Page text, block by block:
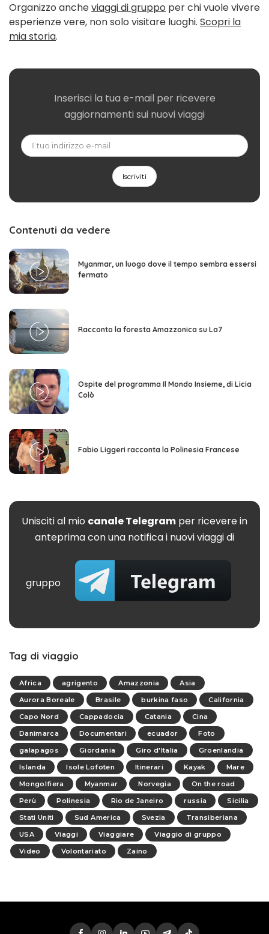
Organizzo ancheviaggi di gruppo per chi vuole vivere
esperienze vere, non solo visitare luoghi. Scopri la
mia storia.
Inserisci la tua e-mail per ricevere
aggiornamenti sui nuovi viaggi
Contenuti da vedere
Myanmar, un luogo dove il tempo sembra essersi
fermato
Racconto la foresta Amazzonica su La7
Ospite del programma Il Mondo Insieme, di Licia
Colò
Fabio Liggeri racconta la Polinesia Francese
Unisciti al mio canale Telegram per ricevere in
anteprima con una notifica i nuovi viaggi di
gruppo
Tag di viaggio
Africa agrigento Amazzonia
Asia
Aurora Boreale
Brasile burkina faso
California
Capo Nord
Cappadocia Catania
Cina
Danimarca
Documentari ecuador
Foto
galapagos
Giordania Giro d'Italia
Groenlandia
Islanda
Isole Lofoten Itinerari Kayak
Mare
Mongolfiera
Myanmar Norvegia
On the road
Perù
Polinesia Rio de Janeiro russia
Sicilia
Stati Uniti
Sud America Svezia
Transiberiana
USA
Viaggi Viaggiare
Viaggio di gruppo
Video
Volontariato Zaino